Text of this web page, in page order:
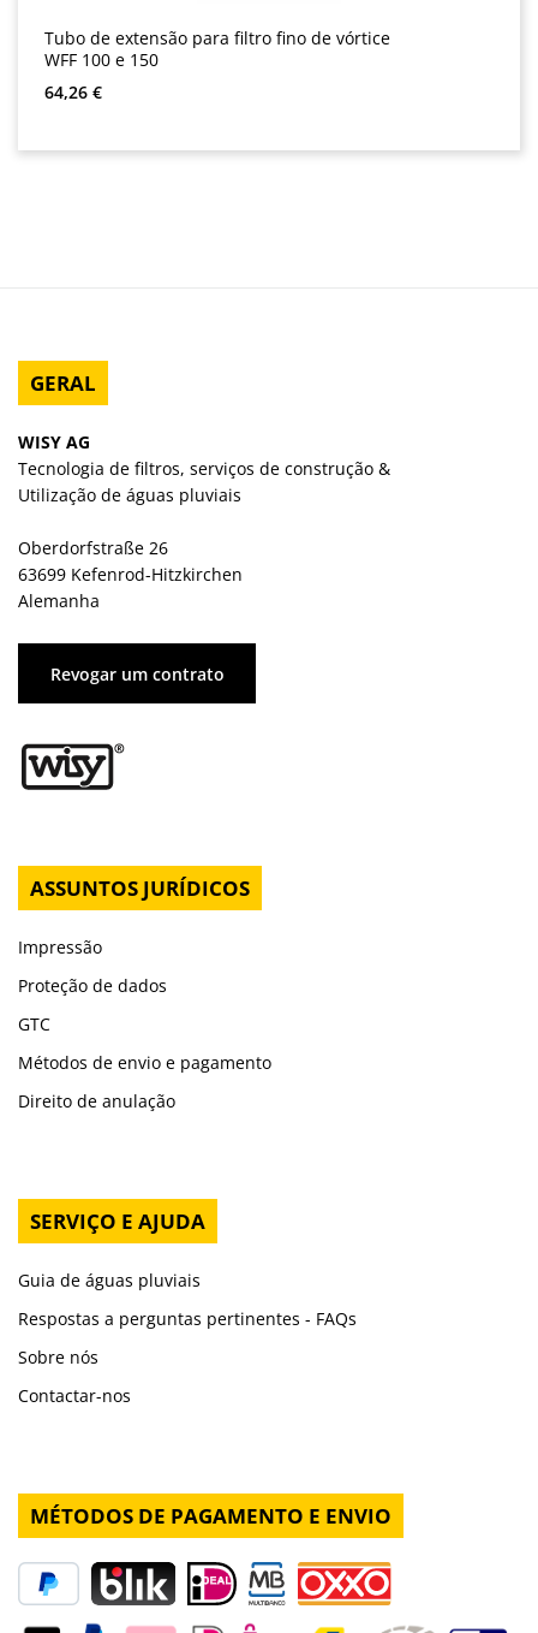
Tubo de extensão para filtro fino de vórtice
WFF 100 e 150
Preço normal:
64,26 €
GERAL
WISY AG
Tecnologia de filtros, serviços de construção &
Utilização de águas pluviais
Oberdorfstraße 26
63699 Kefenrod-Hitzkirchen
Alemanha
Revogar um contrato
ASSUNTOS JURÍDICOS
Impressão
Proteção de dados
GTC
Métodos de envio e pagamento
Direito de anulação
SERVIÇO E AJUDA
Guia de águas pluviais
Respostas a perguntas pertinentes - FAQs
Sobre nós
Contactar-nos
MÉTODOS DE PAGAMENTO E ENVIO